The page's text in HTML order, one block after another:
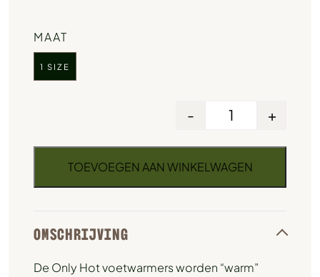
MAAT
1 SIZE
- +
TOEVOEGEN AAN WINKELWAGEN
OMSCHRIJVING
De Only Hot voetwarmers worden “warm”